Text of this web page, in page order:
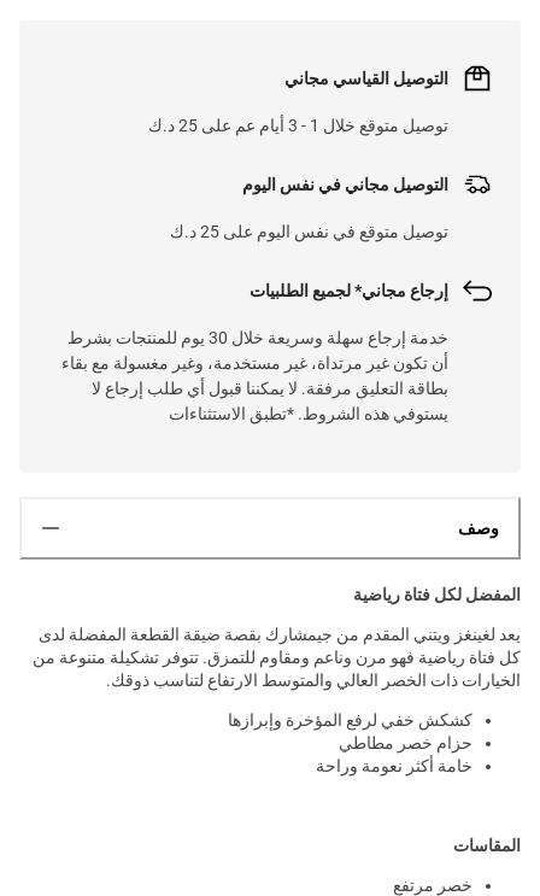
التوصيل القياسي مجاني
توصيل متوقع خلال 1 - 3 أيام عم على 25 د.ك
التوصيل مجاني في نفس اليوم
توصيل متوقع في نفس اليوم على 25 د.ك
إرجاع مجاني* لجميع الطلبيات
خدمة إرجاع سهلة وسريعة خلال 30 يوم للمنتجات بشرط
أن تكون غير مرتداة، غير مستخدمة، وغير مغسولة مع بقاء
بطاقة التعليق مرفقة. لا يمكننا قبول أي طلب إرجاع لا
يستوفي هذه الشروط. *تطبق الاستثناءات
وصف
المفضل لكل فتاة رياضية
يعد لغينغز ويتني المقدم من جيمشارك بقصة ضيقة القطعة المفضلة لدى
كل فتاة رياضية فهو مرن وناعم ومقاوم للتمزق. تتوفر تشكيلة متنوعة من
الخيارات ذات الخصر العالي والمتوسط ​​الارتفاع لتناسب ذوقك.
كشكش خفي لرفع المؤخرة وإبرازها
حزام خصر مطاطي
خامة أكثر نعومة وراحة
المقاسات
خصر مرتفع